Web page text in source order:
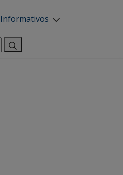
Informativos